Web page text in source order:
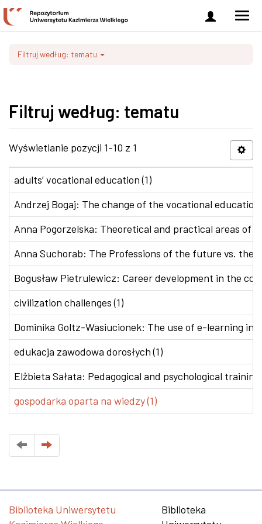
Zaloguj
się
Filtruj według: tematu
Filtruj według: tematu
Wyświetlanie pozycji 1-10 z 1
adults’ vocational education (1)
Andrzej Bogaj: The change of the vocational
Anna Pogorzelska: Theoretical and practical areas of
Anna Suchorab: The Professions of the future vs. the
Bogusław Pietrulewicz: Career development in the
civilization challenges (1)
Dominika Goltz-Wasiucionek: The use of e-learning in
edukacja zawodowa dorosłych (1)
Elżbieta Sałata: Pedagogical and psychological
gospodarka oparta na wiedzy (1)
Biblioteka Uniwersytetu
Biblioteka